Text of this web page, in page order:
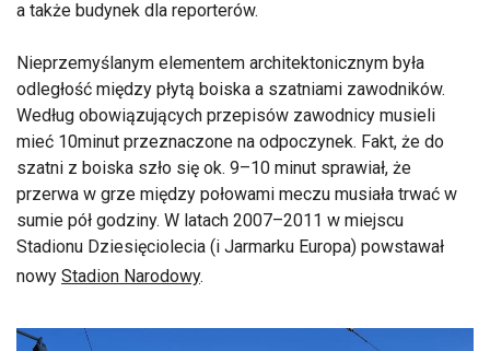
a także budynek dla reporterów.
Nieprzemyślanym elementem architektonicznym była
odległość między płytą boiska a szatniami zawodników.
Według obowiązujących przepisów zawodnicy musieli
mieć 10minut przeznaczone na odpoczynek. Fakt, że do
szatni z boiska szło się ok. 9–10 minut sprawiał, że
przerwa w grze między połowami meczu musiała trwać w
sumie pół godziny. W latach 2007–2011 w miejscu
Stadionu Dziesięciolecia (i Jarmarku Europa) powstawał
nowy Stadion Narodowy.